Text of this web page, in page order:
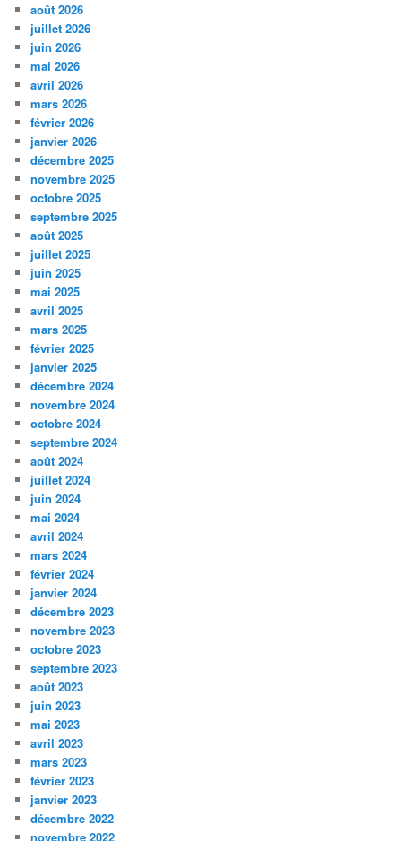
août 2026
juillet 2026
juin 2026
mai 2026
avril 2026
mars 2026
février 2026
janvier 2026
décembre 2025
novembre 2025
octobre 2025
septembre 2025
août 2025
juillet 2025
juin 2025
mai 2025
avril 2025
mars 2025
février 2025
janvier 2025
décembre 2024
novembre 2024
octobre 2024
septembre 2024
août 2024
juillet 2024
juin 2024
mai 2024
avril 2024
mars 2024
février 2024
janvier 2024
décembre 2023
novembre 2023
octobre 2023
septembre 2023
août 2023
juin 2023
mai 2023
avril 2023
mars 2023
février 2023
janvier 2023
décembre 2022
novembre 2022